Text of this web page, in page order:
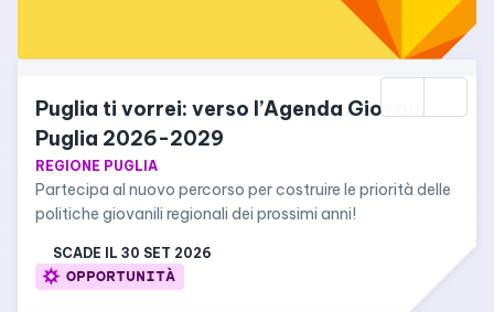
Puglia ti vorrei: verso l’Agenda Giovani
Puglia 2026-2029
REGIONE PUGLIA
Partecipa al nuovo percorso per costruire le priorità delle
politiche giovanili regionali dei prossimi anni!
SCADE IL 30 SET 2026
OPPORTUNITÀ